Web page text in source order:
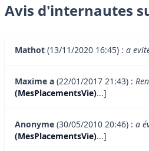
Avis d'internautes
Mathot (13/11/2020 16:45) : a
Maxime a (22/01/2017 21:43) :
(MesPlacementsVie)...]
Anonyme (30/05/2010 20:46) : a
(MesPlacementsVie)...]